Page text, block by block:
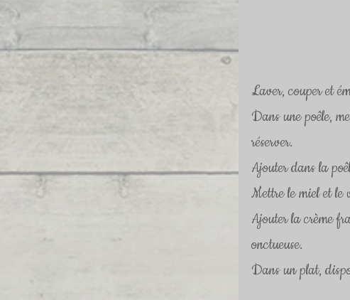
Laver, couper et
Dans une poêle,
réserver.
Ajouter dans la
Mettre le miel et le
Ajouter la crème
onctueuse.
Dans un plat,